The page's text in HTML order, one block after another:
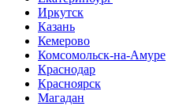
Иркутск
Казань
Кемерово
Комсомольск-на-Амуре
Краснодар
Красноярск
Магадан